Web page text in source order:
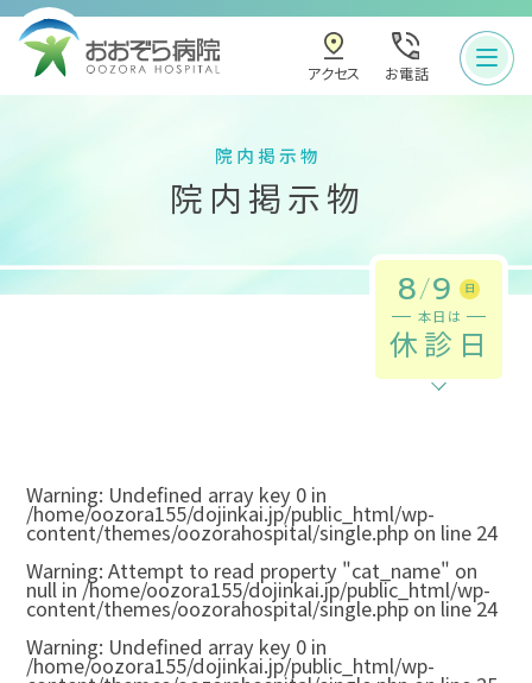
アクセス お電話
院内掲示物
院内掲示物
8/9 日
本日は
休診日
Warning: Undefined array key 0 in
/home/oozora155/dojinkai.jp/public_html/wp-
content/themes/oozorahospital/single.php on line 24
Warning: Attempt to read property "cat_name" on
null in /home/oozora155/dojinkai.jp/public_html/wp-
content/themes/oozorahospital/single.php on line24
Warning: Undefined array key 0 in
/home/oozora155/dojinkai.jp/public_html/wp-